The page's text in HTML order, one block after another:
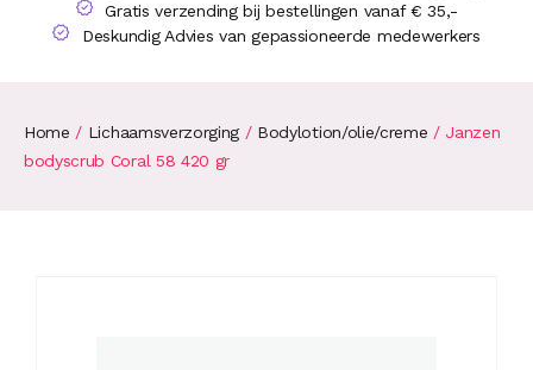
Gratis verzending bij bestellingen vanaf € 35,-
Deskundig Advies van gepassioneerde medewerkers
Home / Lichaamsverzorging / Bodylotion/olie/creme / Janzen
bodyscrub Coral 58 420 gr